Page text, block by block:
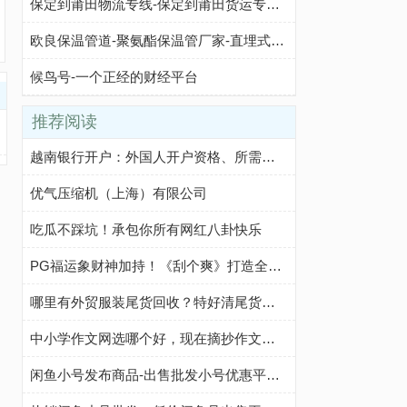
保定到莆田物流专线-保定到莆田货运专线-保定至莆田物流公司-就发物流网
欧良保温管道-聚氨酯保温管厂家-直埋式预制保温管厂家-13年来一直专注保温材料服务
候鸟号-一个正经的财经平台
推荐阅读
越南银行开户：外国人开户资格、所需文件、开户步骤及注意事项
优气压缩机（上海）有限公司
吃瓜不踩坑！承包你所有网红八卦快乐
PG福运象财神加持！《刮个爽》打造全新休闲玩法
哪里有外贸服装尾货回收？特好清尾货网帮你轻松解决
中小学作文网选哪个好，现在摘抄作文我都在这个网站
闲鱼小号发布商品-出售批发小号优惠平台-咸鱼优质小号购买